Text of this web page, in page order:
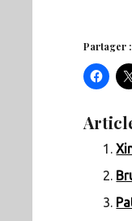
Partager :